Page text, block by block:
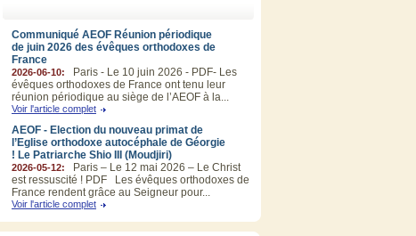
Communiqué AEOF Réunion périodique
de juin 2026 des évêques orthodoxes de
France
2026-06-10:
Paris - Le 10 juin 2026 - PDF- Les
évêques orthodoxes de France ont tenu leur
réunion périodique au siège de l’AEOF à la...
Voir l'article complet
AEOF - Election du nouveau primat de
l’Eglise orthodoxe autocéphale de Géorgie
! Le Patriarche Shio III (Moudjiri)
2026-05-12:
Paris – Le 12 mai 2026 – Le Christ
est ressuscité ! PDF Les évêques orthodoxes de
France rendent grâce au Seigneur pour...
Voir l'article complet